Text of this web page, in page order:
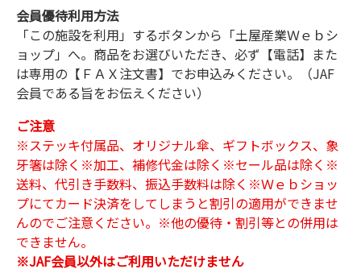
会員優待利用方法
「この施設を利用」するボタンから「土屋産業Ｗｅｂシ
ョップ」へ。商品をお選びいただき、必ず【電話】また
は専用の【ＦＡＸ注文書】でお申込みください。（JAF
会員である旨をお伝えください）
ご注意
※ステッキ付属品、オリジナル傘、ギフトボックス、象
牙箸は除く※加工、補修代金は除く※セール品は除く※
送料、代引き手数料、振込手数料は除く※Ｗｅｂショッ
プにてカード決済をしてしまうと割引の適用ができませ
んのでご注意ください。※他の優待・割引等との併用は
できません。
※JAF会員以外はご利用いただけません